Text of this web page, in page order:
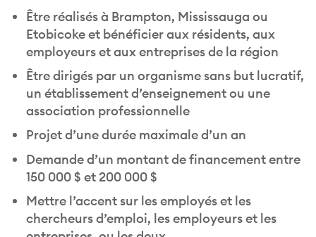
Être réalisés à Brampton, Mississauga ou
Etobicoke et bénéficier aux résidents, aux
employeurs et aux entreprises de la région
Être dirigés par un organisme sans but lucratif,
un établissement d’enseignement ou une
association professionnelle
Projet d’une durée maximale d’un an
Demande d’un montant de financement entre
150 000 $ et 200 000 $
Mettre l’accent sur les employés et les
chercheurs d’emploi, les employeurs et les